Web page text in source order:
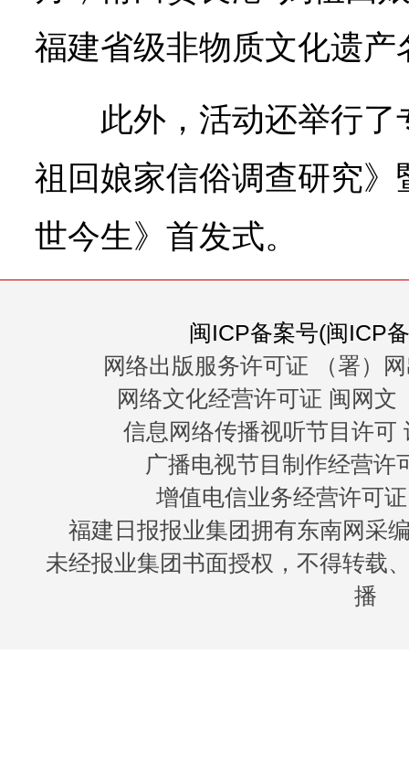
福建省级非物质文化遗
此外，活动还举行
祖回娘家信俗调查研究
世今生》首发式。
闽ICP备案号(闽ICP
网络出版服务许可证 （署）
网络文化经营许可证 闽网文
信息网络传播视听节目许可
广播电视节目制作经营许
增值电信业务经营许可
福建日报报业集团拥有东南网采
未经报业集团书面授权，不得转载
播